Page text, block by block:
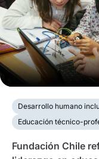
Desarrollo humano
Educación técnico-
Fundación Chile